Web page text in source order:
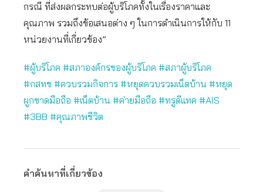
กรณี ที่ส่งผลกระทบต่อผู้บริโภคทั้งในเรื่องราคาและ
คุณภาพ รวมถึงข้อเสนอต่าง ๆ ในการดำเนินการให้กับ 11
หน่วยงานที่เกี่ยวข้อง”
#ผู้บริโภค #สภาองค์กรของผู้บริโภค #สภาผู้บริโภค
#กสทช #ควบรวมกิจการ #หยุดควบรวมเน็ตบ้าน #หยุด
ผูกขาดมือถือ #เน็ตบ้าน #ค่ายมือถือ #ทรูดีแทค #AIS
#3BB #คุณภาพชีวิต
คำค้นหาที่เกี่ยวข้อง